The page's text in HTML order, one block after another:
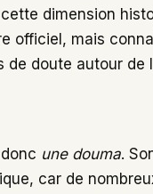
dimension
officiel, mais
de doute autour de
une douma.
car de